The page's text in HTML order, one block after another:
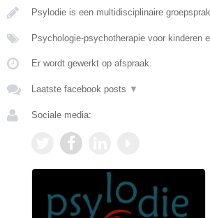
Psylodie is een multidisciplinaire
Psychologie-psychotherapie voor kinderen
Er wordt gewerkt op afspraak.
Laatste facebook posts ▼
Sociale media: